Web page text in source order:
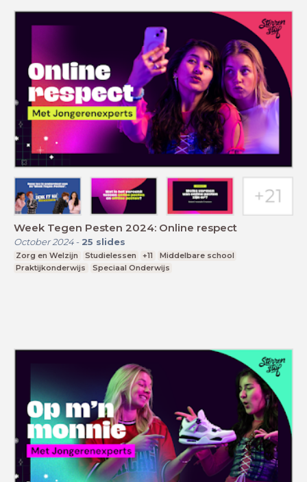
Week Tegen Pesten 2024: Online respect
October 2024- 25 slides
Zorg en Welzijn Studielessen +11
Middelbare school
Praktijkonderwijs
Speciaal Onderwijs